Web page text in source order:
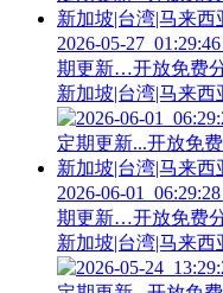
2026-05-
期更新…开放免费
新加坡|台湾|马来
2026-06-
期更新…开放免费
新加坡|台湾|马来